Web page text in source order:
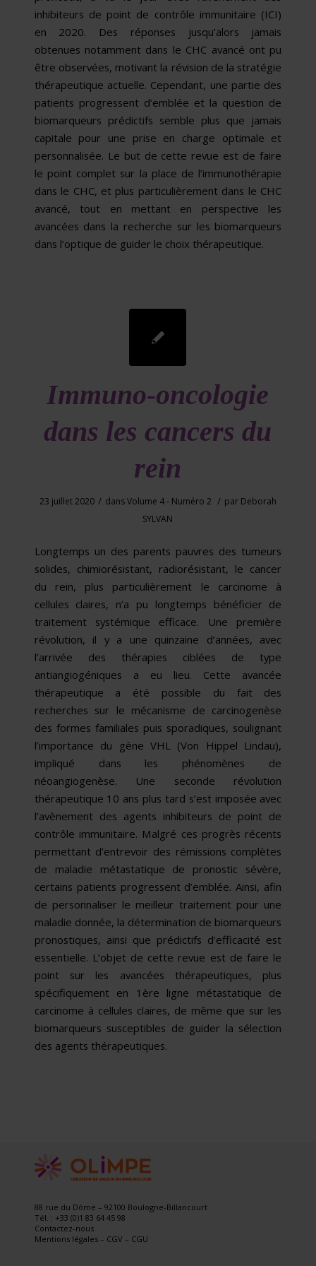
inhibiteurs de point de contrôle immunitaire (ICI)
en 2020. Des réponses jusqu’alors jamais
obtenues notamment dans le CHC avancé ont pu
être observées, motivant la révision de la stratégie
thérapeutique actuelle. Cependant, une partie des
patients progressent d’emblée et la question de
biomarqueurs prédictifs semble plus que jamais
capitale pour une prise en charge optimale et
personnalisée. Le but de cette revue est de faire
le point complet sur la place de l’immunothérapie
dans le CHC, et plus particulièrement dans le CHC
avancé, tout en mettant en perspective les
avancées dans la recherche sur les biomarqueurs
dans l’optique de guider le choix thérapeutique.
Immuno-oncologie
dans les cancers du
rein
23 juillet 2020 / dansVolume 4 - Numéro 2 / par Deborah
SYLVAN
Longtemps un des parents pauvres des tumeurs
solides, chimiorésistant, radiorésistant, le cancer
du rein, plus particulièrement le carcinome à
cellules claires, n’a pu longtemps bénéficier de
traitement systémique efficace. Une première
révolution, il y a une quinzaine d’années, avec
l’arrivée des thérapies ciblées de type
antiangiogéniques a eu lieu. Cette avancée
thérapeutique a été possible du fait des
recherches sur le mécanisme de carcinogenèse
des formes familiales puis sporadiques, soulignant
l’importance du gène VHL (Von Hippel Lindau),
impliqué dans les phénomènes de
néoangiogenèse. Une seconde révolution
thérapeutique 10 ans plus tard s’est imposée avec
l’avènement des agents inhibiteurs de point de
contrôle immunitaire. Malgré ces progrès récents
permettant d’entrevoir des rémissions complètes
de maladie métastatique de pronostic sévère,
certains patients progressent d’emblée. Ainsi, afin
de personnaliser le meilleur traitement pour une
maladie donnée, la détermination de biomarqueurs
pronostiques, ainsi que prédictifs d’efficacité est
essentielle. L’objet de cette revue est de faire le
point sur les avancées thérapeutiques, plus
spécifiquement en 1ère ligne métastatique de
carcinome à cellules claires, de même que sur les
biomarqueurs susceptibles de guider la sélection
des agents thérapeutiques.
88 rue du Dôme – 92100 Boulogne-Billancourt
Tél. : +33 (0)1 83 64 45 98
Contactez-nous
Mentions légales– CGV– CGU